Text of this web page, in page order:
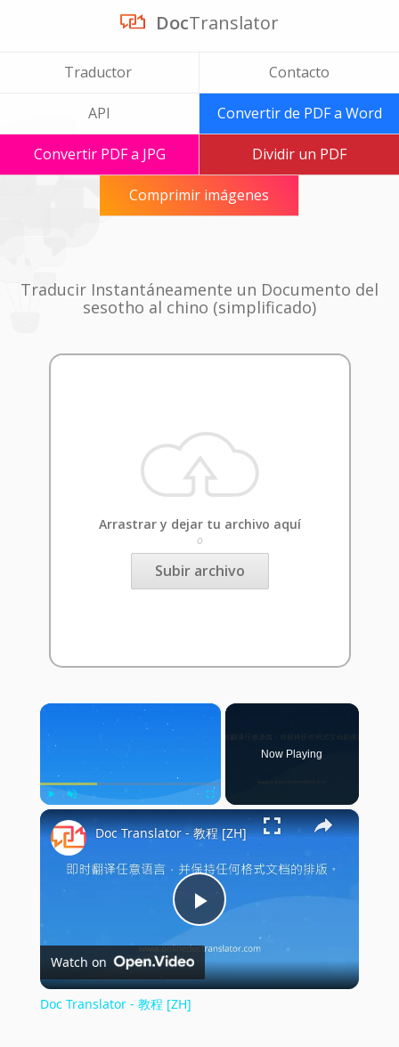
DocTranslator
Traductor Contacto
API Convertir de PDF a Word
Convertir PDF a JPG Dividir un PDF
Comprimir imágenes
Traducir Instantáneamente un Documento del
sesotho al chino (simplificado)
Arrastrar y dejar tu archivo aquí
o
Subir archivo
×
Play Unmute Fullscreen
Now Playing
×
Play
Video
Doc Translator - 教程 [ZH]
Watch on
Doc Translator - 教程 [ZH]